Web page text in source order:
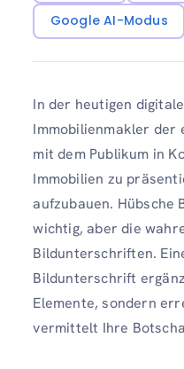
Google AI-Modus
In der heutigen
Immobilienmakler der
mit dem Publikum in
Immobilien zu
aufzubauen. Hübsche
wichtig, aber die
Bildunterschriften.
Bildunterschrift
Elemente, sondern
vermittelt Ihre